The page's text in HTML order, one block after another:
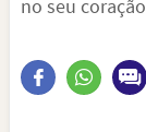
no seu